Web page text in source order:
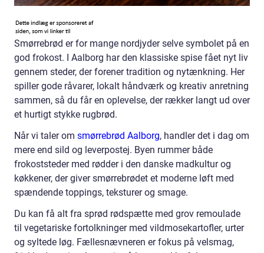
Smørrebrød er for mange nordjyder selve symbolet på en
god frokost. I Aalborg har den klassiske spise fået nyt liv
gennem steder, der forener tradition og nytænkning. Her
spiller gode råvarer, lokalt håndværk og kreativ anretning
sammen, så du får en oplevelse, der rækker langt ud over
et hurtigt stykke rugbrød.
Når vi taler om smørrebrød Aalborg, handler det i dag om
mere end sild og leverpostej. Byen rummer både
frokoststeder med rødder i den danske madkultur og
køkkener, der giver smørrebrødet et moderne løft med
spændende toppings, teksturer og smage.
Du kan få alt fra sprød rødspætte med grov remoulade
til vegetariske fortolkninger med vildmosekartofler, urter
og syltede løg. Fællesnævneren er fokus på velsmag,